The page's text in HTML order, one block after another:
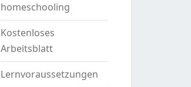
homeschooling
Kostenloses
Arbeitsblatt
Lernvoraussetzungen